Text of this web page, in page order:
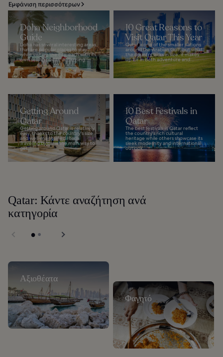
Εμφάνιση περισσότερων
Doha Neighborhood
Guide
Doha has several interesting areas
that are popular places to stay
while visiting the city, each with its
own selling points. A dazzling...
10 Great Reasons to
Visit Qatar This Year
Qatar is one of the smaller nations
around the Arabian Gulf, but what
the country lacks in size, it makes
up for in both adventure and...
Getting Around
Qatar
Getting around Qatar is relatively
easy, thanks to the country's size
and well-maintained roads.
Traveling by car is the main way to
get...
10 Best Festivals in
Qatar
The best festivals in Qatar reflect
the country's rich cultural
heritage while others showcase its
sleek modernity and international
outlook...
Qatar: Κάντε αναζήτηση ανά
κατηγορία
Αξιοθέατα
Φαγητό